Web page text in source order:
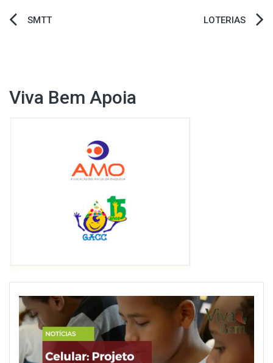
Navegação
SMTT LOTERIAS
Viva Bem Apoia